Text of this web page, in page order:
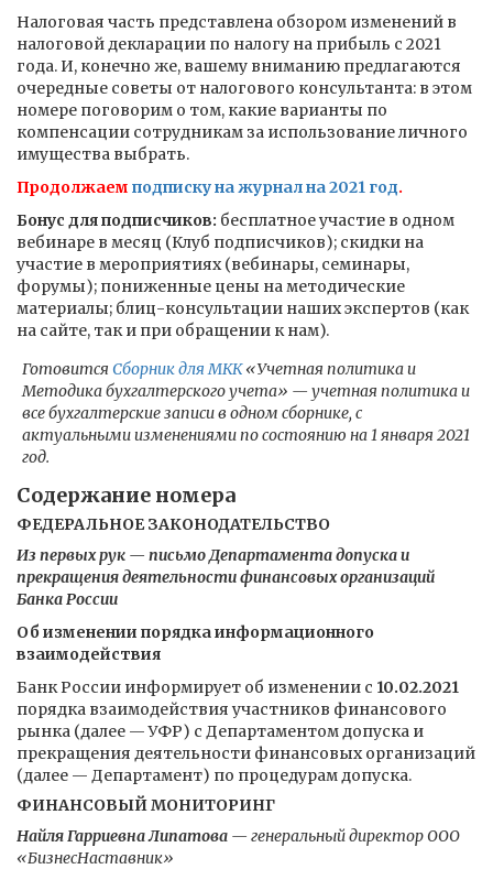
Налоговая часть представлена обзором изменений в
налоговой декларации по налогу на прибыль с 2021
года. И, конечно же, вашему вниманию предлагаются
очередные советы от налогового консультанта: в этом
номере поговорим о том, какие варианты по
компенсации сотрудникам за использование личного
имущества выбрать.
Продолжаем подписку на журнал на 2021 год.
Бонус для подписчиков: бесплатное участие в одном
вебинаре в месяц (Клуб подписчиков); скидки на
участие в мероприятиях (вебинары, семинары,
форумы); пониженные цены на методические
материалы; блиц-консультации наших экспертов (как
на сайте, так и при обращении к нам).
Готовится Сборник для МКК«Учетная политика и
Методика бухгалтерского учета» — учетная политика и
все бухгалтерские записи в одном сборнике, с
актуальными изменениями по состоянию на 1 января 2021
год.
Содержание номера
ФЕДЕРАЛЬНОЕ ЗАКОНОДАТЕЛЬСТВО
Из первых рук — письмо Департамента допуска и
прекращения деятельности финансовых организаций
Банка России
Об изменении порядка информационного
взаимодействия
Банк России информирует об изменении с 10.02.2021
порядка взаимодействия участников финансового
рынка (далее — УФР) с Департаментом допуска и
прекращения деятельности финансовых организаций
(далее — Департамент) по процедурам допуска.
ФИНАНСОВЫЙ МОНИТОРИНГ
Найля Гарриевна Липатова — генеральный директор ООО
«БизнесНаставник»